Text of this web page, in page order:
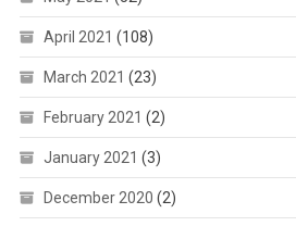
April 2021 (108)
March 2021 (23)
February 2021 (2)
January 2021 (3)
December 2020 (2)